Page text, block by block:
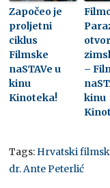
Započeo je
proljetni
ciklus
Filmske
naSTAVe u
kinu
Kinoteka!
–
kinu
Tags: Hrvatski
dr. Ante Peterlić